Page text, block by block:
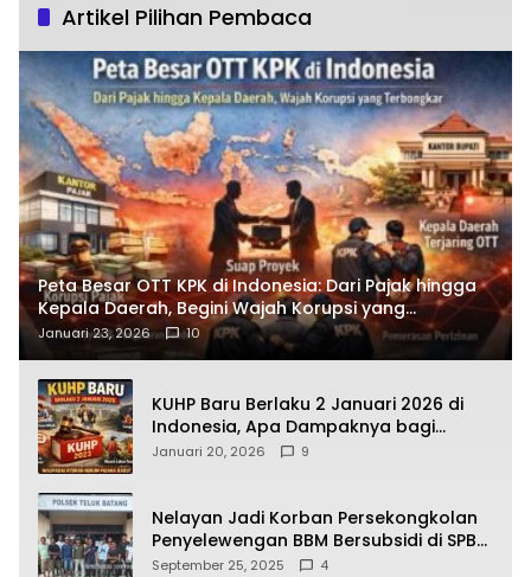
Artikel Pilihan Pembaca
Peta Besar OTT KPK di Indonesia: Dari Pajak hingga
Kepala Daerah, Begini Wajah Korupsi yang
Terbongkar
Januari 23, 2026 10
KUHP Baru Berlaku 2 Januari 2026 di
Indonesia, Apa Dampaknya bagi
Kehidupan Warga? Ini Aturan Kunci
Januari 20, 2026 9
Nelayan Jadi Korban Persekongkolan
Penyelewengan BBM Bersubsidi di SPBU
64.78809 Teluk Batang
September 25, 2025 4